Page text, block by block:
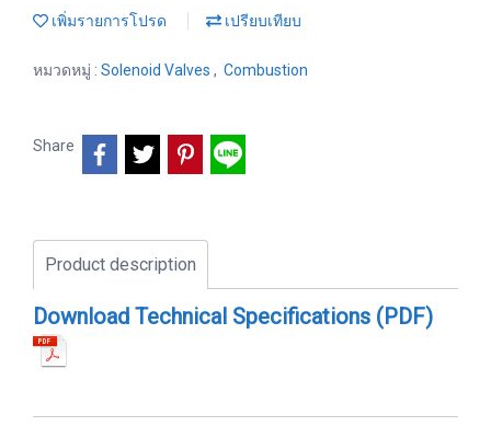
เพิ่มรายการโปรด เปรียบเทียบ
หมวดหมู่ : Solenoid Valves , Combustion
Share
Product description
Download Technical Specifications (PDF)